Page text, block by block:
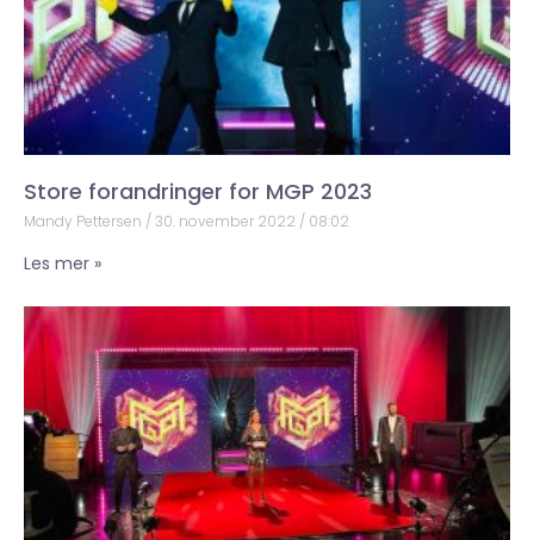
Store forandringer for MGP 2023
Mandy Pettersen 30. november 2022 08:02
Les mer »